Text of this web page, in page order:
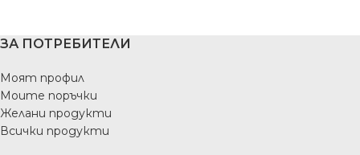
ЗА ПОТРЕБИТЕЛИ
Моят профил
Моите поръчки
Желани продукти
Всички продукти